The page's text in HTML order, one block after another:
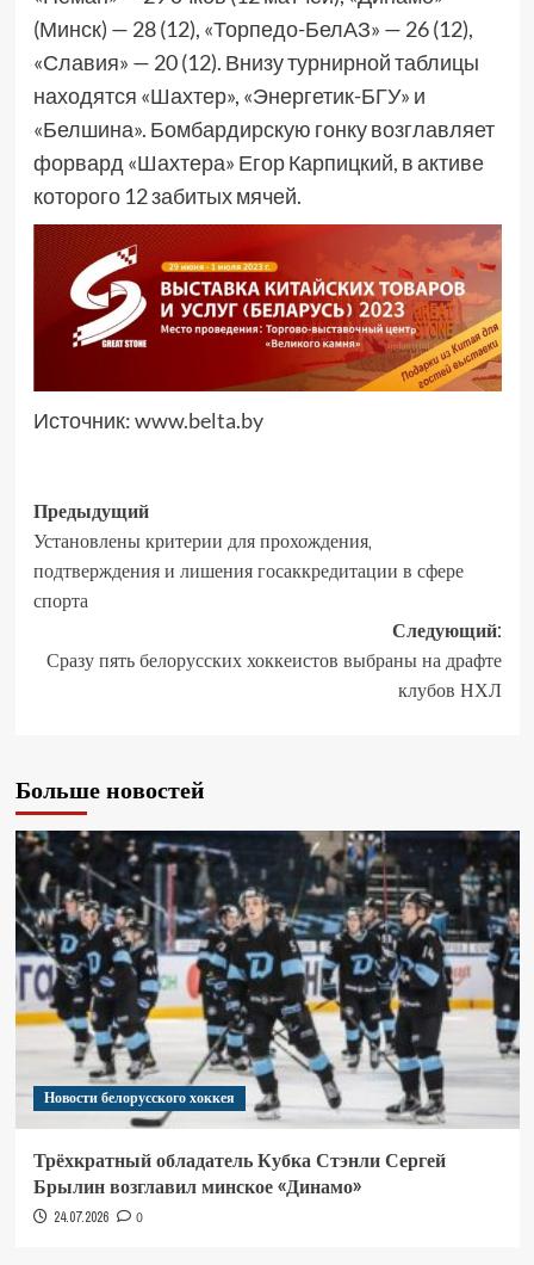
(Минск) — 28 (12), «Торпедо-БелАЗ» — 26 (12),
«Славия» — 20 (12). Внизу турнирной таблицы
находятся «Шахтер», «Энергетик-БГУ» и
«Белшина». Бомбардирскую гонку возглавляет
форвард «Шахтера» Егор Карпицкий, в активе
которого 12 забитых мячей.
Источник:www.belta.by
Предыдущий
Установлены критерии для прохождения,
подтверждения и лишения госаккредитации в сфере
спорта
Следующий:
Сразу пять белорусских хоккеистов выбраны на драфте
клубов НХЛ
Больше новостей
Новости белорусского хоккея
Трёхкратный обладатель Кубка Стэнли Сергей
Брылин возглавил минское «Динамо»
24.07.2026 0